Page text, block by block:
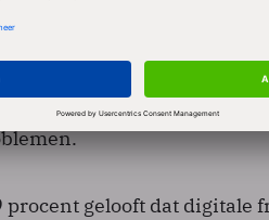
van de werknemers voelt
frictie. 43 procent meldt
met
ze hebben overwogen
procent gelooft dat digitale